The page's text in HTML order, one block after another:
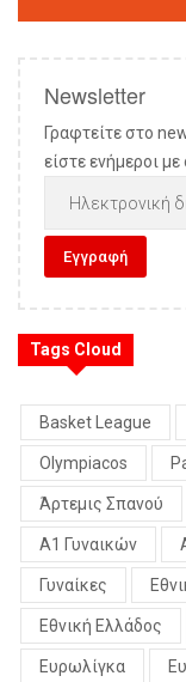
Newsletter
Γραφτείτε στο
είστε ενήμεροι
Tags Cloud
Basket League
Olympiacos
Άρτεμις Σπανού
Α1 Γυναικών
Γυναίκες
Εθνική Ελλάδος
Ευρωλίγκα